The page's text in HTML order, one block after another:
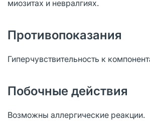
миозитах и невралгиях.
Противопоказания
Гиперчувствительность к
Побочные действия
Возможны аллергические реакции.